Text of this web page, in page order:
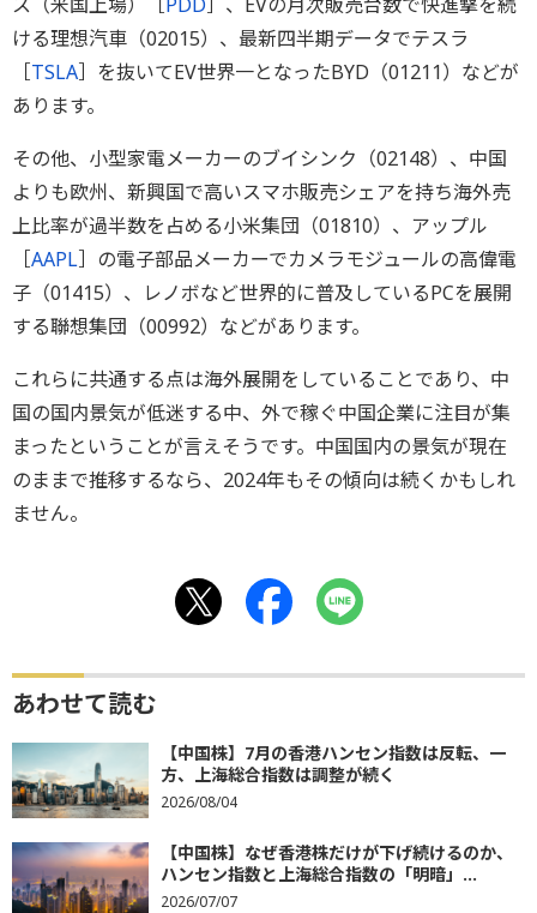
ける理想汽車（02015）、最新四半期データでテスラ
［TSLA］を抜いてEV世界一となったBYD（01211）などが
あります。
その他、小型家電メーカーのブイシンク（02148）、中国
よりも欧州、新興国で高いスマホ販売シェアを持ち海外売
上比率が過半数を占める小米集団（01810）、アップル
［AAPL］の電子部品メーカーでカメラモジュールの高偉電
子（01415）、レノボなど世界的に普及しているPCを展開
する聯想集団（00992）などがあります。
これらに共通する点は海外展開をしていることであり、中
国の国内景気が低迷する中、外で稼ぐ中国企業に注目が集
まったということが言えそうです。中国国内の景気が現在
のままで推移するなら、2024年もその傾向は続くかもしれ
ません。
あわせて読む
【中国株】7月の香港ハンセン指数は反転、一
方、上海総合指数は調整が続く
2026/08/04
【中国株】なぜ香港株だけが下げ続けるのか、
ハンセン指数と上海総合指数の「明暗」...
2026/07/07